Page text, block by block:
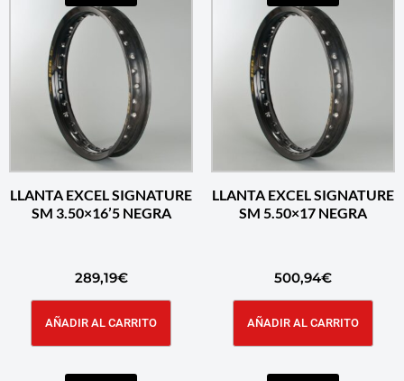
LLANTA EXCEL SIGNATURE
SM 3.50×16’5 NEGRA
289,19€
AÑADIR AL CARRITO
LLANTA EXCEL SIGNATURE
SM 5.50×17 NEGRA
500,94€
AÑADIR AL CARRITO